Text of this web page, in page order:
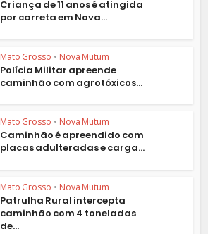
Criança de 11 anos é atingida
por carreta em Nova...
Mato Grosso • Nova Mutum
Polícia Militar apreende
caminhão com agrotóxicos...
Mato Grosso • Nova Mutum
Caminhão é apreendido com
placas adulteradas e carga...
Mato Grosso • Nova Mutum
Patrulha Rural intercepta
caminhão com 4 toneladas
de...